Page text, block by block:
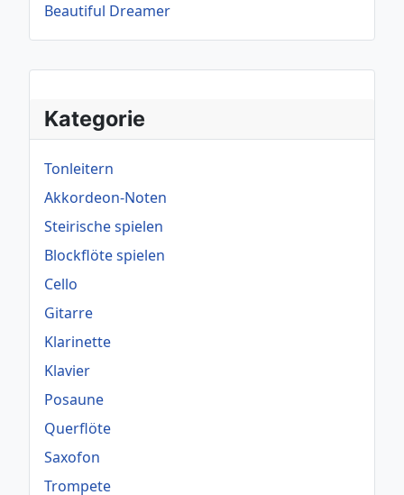
Kategorie
Tonleitern
Akkordeon-Noten
Steirische spielen
Blockflöte spielen
Cello
Gitarre
Klarinette
Klavier
Posaune
Querflöte
Saxofon
Trompete
Beautiful Dreamer